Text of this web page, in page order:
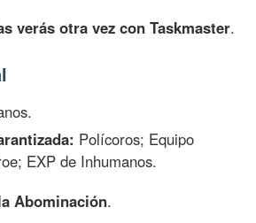
verás otra vez con Taskmaster.
Polícoros; Equipo
EXP de Inhumanos.
Abominación.